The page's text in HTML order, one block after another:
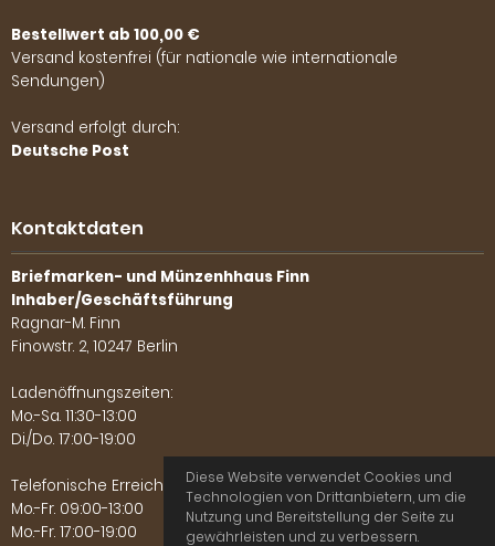
Bestellwert ab 100,00 €
Versand kostenfrei (für nationale wie internationale
Sendungen)
Versand erfolgt durch:
Deutsche Post
Kontaktdaten
Briefmarken- und Münzenhhaus Finn
Inhaber/Geschäftsführung
Ragnar-M. Finn
Finowstr. 2, 10247 Berlin
Ladenöffnungszeiten:
Mo.-Sa. 11:30-13:00
Di./Do. 17:00-19:00
Telefonische Erreichbarkeit:
Mo.-Fr. 09:00-13:00
Mo.-Fr. 17:00-19:00
Diese Website verwendet Cookies und
Technologien von Drittanbietern, um die
Nutzung und Bereitstellung der Seite zu
gewährleisten und zu verbessern.